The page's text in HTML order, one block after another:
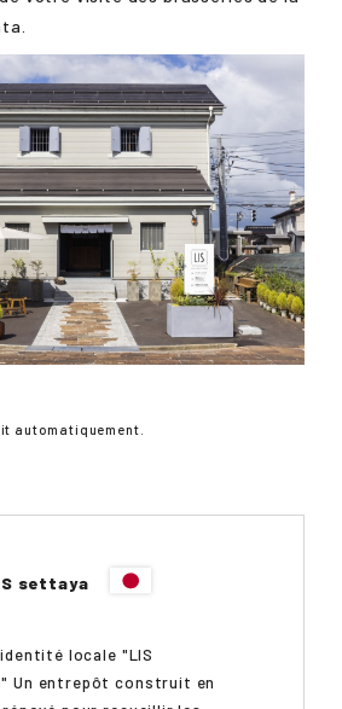
automatiquement.
settaya
locale "LIS
Un entrepôt construit en